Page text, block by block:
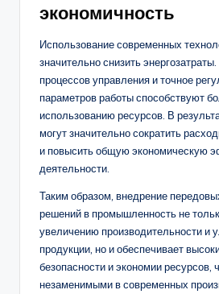
экономичность
Использование современных
значительно снизить
процессов управления и точное
параметров работы способствуют
использованию ресурсов. В
могут значительно сократить
и повысить общую экономическую
деятельности.
Таким образом, внедрение
решений в промышленность не
увеличению производительности и
продукции, но и обеспечивает
безопасности и экономии ресурсов,
незаменимыми в современных